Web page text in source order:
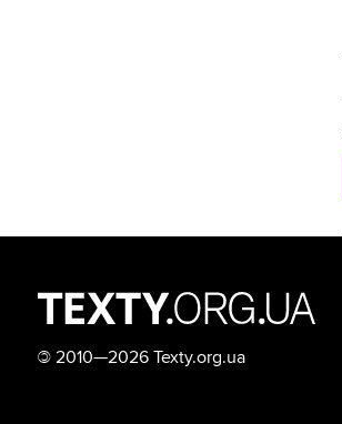
© 2010—2026 Texty.org.ua